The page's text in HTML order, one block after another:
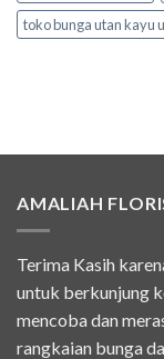
toko bunga utan kayu
AMALIAH
Terima Kasih
untuk berkunjung
mencoba dan
rangkaian bunga